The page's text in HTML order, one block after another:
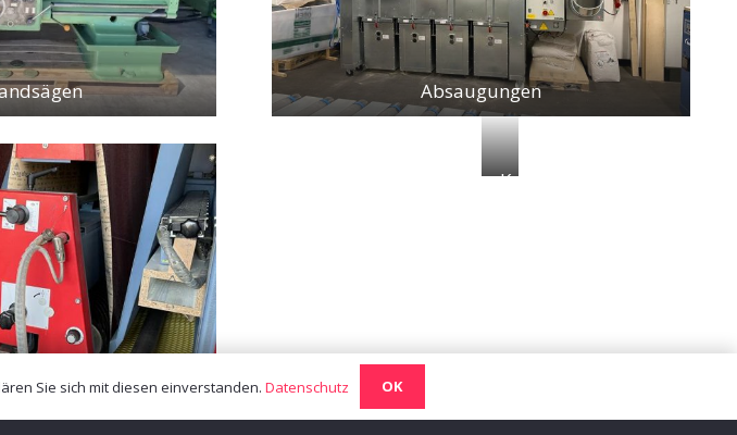
Absaugungen
Kantenanleimmaschinen
Sie sich mit diesen einverstanden.Datenschutz OK